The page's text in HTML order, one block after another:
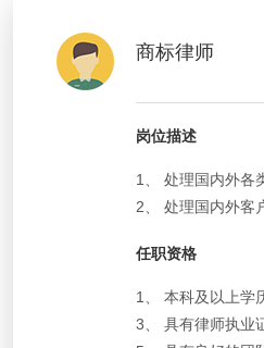
商标律师
岗位描述
1、 处理国内外各
2、 处理国内外客
任职资格
1、 本科及以上学
3、 具有律师执业